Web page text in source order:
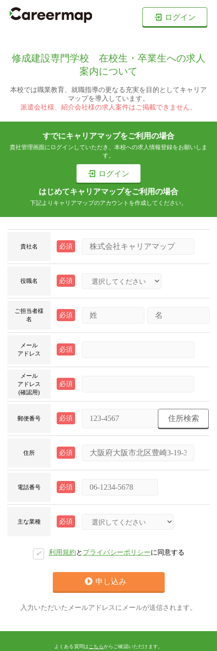
ログイン
修成建設専門学校 在校生・卒業生への求人
案内について
本校では職業教育、就職指導の更なる充実を目的としてキャリア
マップを導入しています。
派遣会社様、紹介会社様の求人案件はご掲載できません。
すでにキャリアマップをご利用の場合
貴社管理画面にログインしていただき、本校への求人情報登録をお願いしま
す。
ログイン
はじめてキャリアマップをご利用の場合
下記よりキャリアマップのアカウントを作成してください。
貴社名 必須
役職名 必須
ご担当者様
名
必須
メール
アドレス
必須
メール
アドレス
(確認用)
必須
郵便番号 必須 住所検索
住所 必須
電話番号 必須
主な業種 必須
✔︎ 利用規約 と プライバシーポリシーに同意する
申し込み
入力いただいたメールアドレスにメールが送信されます。
よくある質問は こちらからご確認いただけます。